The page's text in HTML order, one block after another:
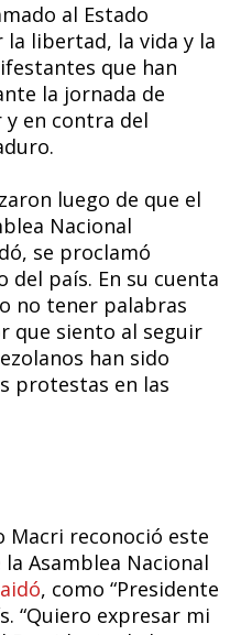
al Estado
libertad, la vida y la
que han
la jornada de
y en contra del
luego de que el
Nacional
se proclamó
del país. En su cuenta
no tener palabras
que siento al seguir
han sido
protestas en las
Macri reconoció este
Asamblea Nacional
, como “Presidente
“Quiero expresar mi